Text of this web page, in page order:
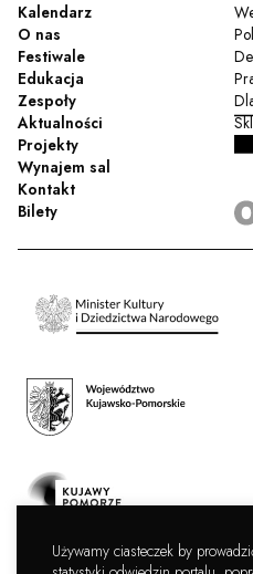
Kalendarz
O nas
Festiwale
Edukacja
Zespoły
Aktualności
Projekty
Wynajem sal
Kontakt
Bilety
Filharmonia Pomorska jest
Używamy ciasteczek by